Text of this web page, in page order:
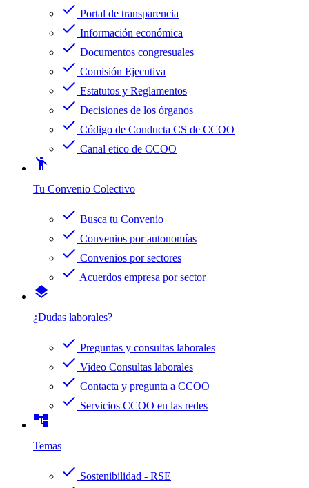
check Portal de transparencia
check Información económica
check Documentos congresuales
check Comisión Ejecutiva
check Estatutos y Reglamentos
check Decisiones de los órganos
check Código de Conducta CS de CCOO
check Canal etico de CCOO
emoji_people
Tu Convenio Colectivo
check Busca tu Convenio
check Convenios por autonomías
check Convenios por sectores
check Acuerdos empresa por sector
layers
¿Dudas laborales?
check Preguntas y consultas laborales
check Video Consultas laborales
check Contacta y pregunta a CCOO
check Servicios CCOO en las redes
account_tree
Temas
check Sostenibilidad - RSE